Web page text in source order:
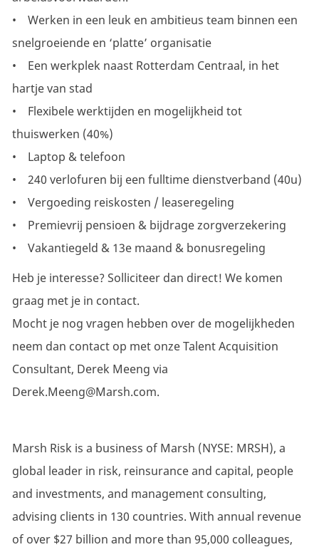
• Werken in een leuk en ambitieus team binnen een
snelgroeiende en ‘platte’ organisatie
• Een werkplek naast Rotterdam Centraal, in het
hartje van stad
• Flexibele werktijden en mogelijkheid tot
thuiswerken (40%)
• Laptop & telefoon
• 240 verlofuren bij een fulltime dienstverband (40u)
• Vergoeding reiskosten / leaseregeling
• Premievrij pensioen & bijdrage zorgverzekering
• Vakantiegeld & 13e maand & bonusregeling
Heb je interesse? Solliciteer dan direct! We komen
graag met je in contact.
Mocht je nog vragen hebben over de mogelijkheden
neem dan contact op met onze Talent Acquisition
Consultant, Derek Meeng via
Derek.Meeng@Marsh.com.
Marsh Risk is a business of Marsh (NYSE: MRSH), a
global leader in risk, reinsurance and capital, people
and investments, and management consulting,
advising clients in 130 countries. With annual revenue
of over $27 billion and more than 95,000 colleagues,